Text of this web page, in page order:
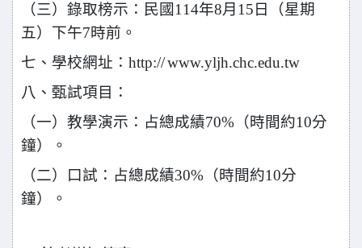
（三）錄取榜示：民國114年8月15日（星期
五）下午7時前。
七、學校網址：http://www.yljh.chc.edu.tw
八、甄試項目：
（一）教學演示：占總成績70%（時間約10分
鐘）。
（二）口試：占總成績30%（時間約10分
鐘）。